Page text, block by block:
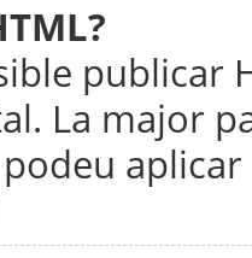
publicar
La major
podeu